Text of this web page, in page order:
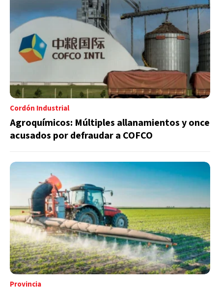
Cordón Industrial
Agroquímicos: Múltiples allanamientos y once
acusados por defraudar a COFCO
Provincia